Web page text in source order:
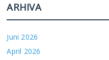
ARHIVA
Juni 2026
April 2026